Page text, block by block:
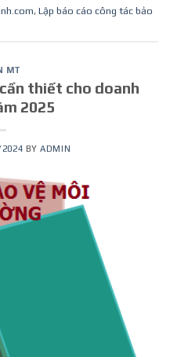
, Lập báo cáo công tác bảo
MT
thiết cho doanh
2025
BYADMIN